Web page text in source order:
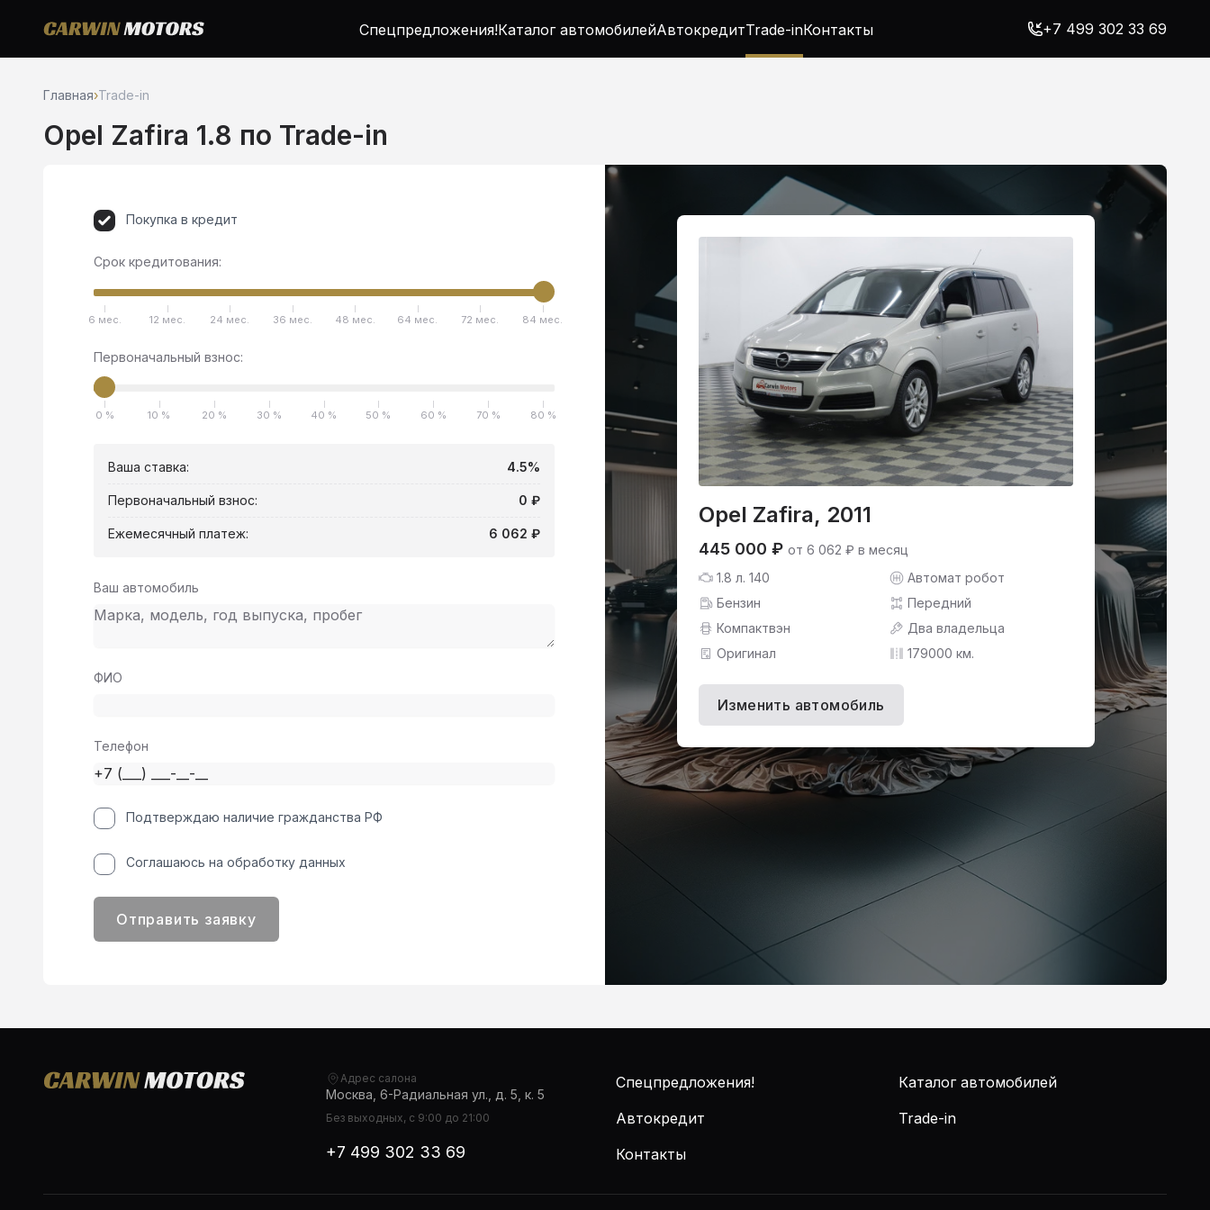
Спецпредложения!Каталог автомобилейАвтокредитTrade-inКонтакты +7 499 302 33 69
Главная›Trade-in
Opel Zafira 1.8 по Trade-in
Opel Zafira, 2011
445 000 ₽ от 6 062 ₽ в месяц
1.8 л. 140
Автомат робот
Бензин
Передний
Компактвэн
Два владельца
Оригинал
179000 км.
Изменить автомобиль
Покупка в кредит
Срок кредитования:
6 мес. 12 мес. 24 мес. 36 мес. 48 мес. 64 мес. 72 мес. 84 мес.
Первоначальный взнос:
0 % 10 % 20 % 30 % 40 % 50 % 60 % 70 % 80 %
Ваша ставка: 4.5%
Первоначальный взнос: 0 ₽
Ежемесячный платеж: 6 062 ₽
Ваш автомобиль
ФИО
Телефон
Подтверждаю наличие гражданства РФ
Соглашаюсь на обработку данных
Отправить заявку
Адрес салона
Москва, 6-Радиальная ул., д. 5, к. 5
Без выходных, с 9:00 до 21:00
+7 499 302 33 69
Спецпредложения!
Каталог автомобилей
Автокредит
Trade-in
Контакты